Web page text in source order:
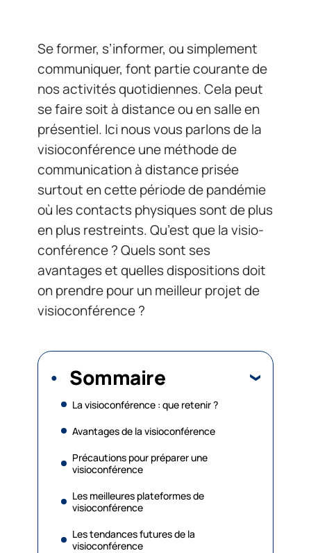
Se former, s’informer, ou simplement
communiquer, font partie courante de
nos activités quotidiennes. Cela peut
se faire soit à distance ou en salle en
présentiel. Ici nous vous parlons de la
visioconférence une méthode de
communication à distance prisée
surtout en cette période de pandémie
où les contacts physiques sont de plus
en plus restreints. Qu’est que la visio-
conférence ? Quels sont ses
avantages et quelles dispositions doit
on prendre pour un meilleur projet de
visioconférence ?
Sommaire
La visioconférence : que retenir ?
Avantages de la visioconférence
Précautions pour préparer une
visioconférence
Les meilleures plateformes de
visioconférence
Les tendances futures de la
visioconférence